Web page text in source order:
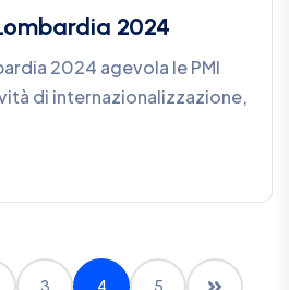
2024
2024 agevola le PMI
di internazionalizzazione,
3 4 5